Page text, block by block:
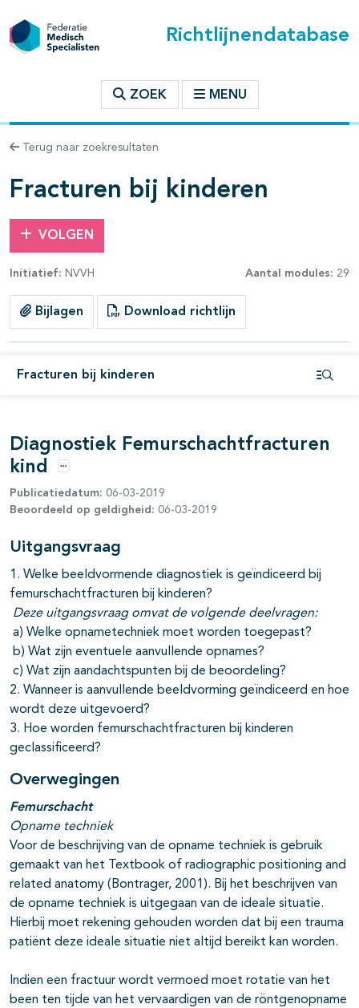
Richtlijnendatabase
ZOEK MENU
Terug naar zoekresultaten
Fracturen bij kinderen
VOLGEN
Initiatief: NVVH Aantal modules: 29
Bijlagen Download richtlijn
Fracturen bij kinderen
binnen deze richtlijn
open- en dichtklappen
open- en dichtklappen
open- en dichtklappen
open- en dichtklappen
open- en dichtklappen
open- en dichtklappen
Diagnostiek Femurschachtfracturen
kind
Opties
Publicatiedatum: 06-03-2019
Beoordeeld op geldigheid: 06-03-2019
Uitgangsvraag
1. Welke beeldvormende diagnostiek is geïndiceerd bij
femurschachtfracturen bij kinderen?
Deze uitgangsvraag omvat de volgende deelvragen:
a) Welke opnametechniek moet worden toegepast?
b) Wat zijn eventuele aanvullende opnames?
c) Wat zijn aandachtspunten bij de beoordeling?
2. Wanneer is aanvullende beeldvorming geïndiceerd en hoe
wordt deze uitgevoerd?
3. Hoe worden femurschachtfracturen bij kinderen
geclassificeerd?
Overwegingen
Femurschacht
Opname techniek
Voor de beschrijving van de opname techniek is gebruik
gemaakt van het Textbook of radiographic positioning and
related anatomy (Bontrager, 2001). Bij het beschrijven van
de opname techniek is uitgegaan van de ideale situatie.
Hierbij moet rekening gehouden worden dat bij een trauma
patiënt deze ideale situatie niet altijd bereikt kan worden.
Indien een fractuur wordt vermoed moet rotatie van het
been ten tijde van het vervaardigen van de röntgenopname